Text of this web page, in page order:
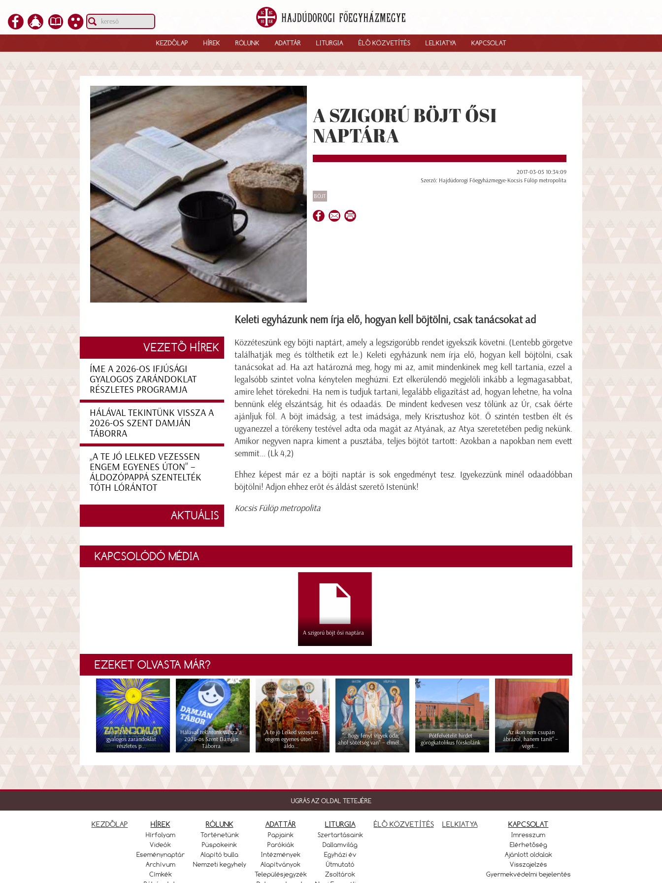
KEZDŐLAP HÍREK RÓLUNK ADATTÁR LITURGIA ÉLŐ KÖZVETÍTÉS LELKIATYA KAPCSOLAT
A SZIGORÚ BÖJT ŐSI
NAPTÁRA
2017-03-05 10:34:09
Szerző: Hajdúdorogi Főegyházmegye-Kocsis Fülöp metropolita
BÖJT
Keleti egyházunk nem írja elő, hogyan kell böjtölni, csak tanácsokat ad
Közzéteszünk egy böjti naptárt, amely a legszigorúbb rendet igyekszik követni. (Lentebb görgetve
találhatják meg és tölthetik ezt le.) Keleti egyházunk nem írja elő, hogyan kell böjtölni, csak
tanácsokat ad. Ha azt határozná meg, hogy mi az, amit mindenkinek meg kell tartania, ezzel a
legalsóbb szintet volna kénytelen meghúzni. Ezt elkerülendő megjelöli inkább a legmagasabbat,
amire lehet törekedni. Ha nem is tudjuk tartani, legalább eligazítást ad, hogyan lehetne, ha volna
bennünk elég elszántság, hit és odaadás. De mindent kedvesen vesz tőlünk az Úr, csak őérte
ajánljuk föl. A böjt imádság, a test imádsága, mely Krisztushoz köt. Ő szintén testben élt és
ugyanezzel a törékeny testével adta oda magát az Atyának, az Atya szeretetében pedig nekünk.
Amikor negyven napra kiment a pusztába, teljes böjtöt tartott: Azokban a napokban nem evett
semmit... (Lk 4,2)
Ehhez képest már ez a böjti naptár is sok engedményt tesz. Igyekezzünk minél odaadóbban
böjtölni! Adjon ehhez erőt és áldást szerető Istenünk!
Kocsis Fülöp metropolita
VEZETŐ HÍREK
ÍME A 2026-OS IFJÚSÁGI
GYALOGOS ZARÁNDOKLAT
RÉSZLETES PROGRAMJA
HÁLÁVAL TEKINTÜNK VISSZA A
2026-OS SZENT DAMJÁN
TÁBORRA
„A TE JÓ LELKED VEZESSEN
ENGEM EGYENES ÚTON” –
ÁLDOZÓPAPPÁ SZENTELTÉK
TÓTH LÓRÁNTOT
AKTUÁLIS
KAPCSOLÓDÓ MÉDIA
A szigorú böjt ősi naptára
EZEKET OLVASTA MÁR?
Íme a 2026-os ifjúsági
gyalogos zarándoklat
részletes p...
Hálával tekintünk vissza a
2026-os Szent Damján
Táborra
„A te jó Lelked vezessen
engem egyenes úton” –
áldo...
"...hogy fényt vigyek oda,
ahol sötétség van" – elmél...
Pótfelvételit hirdet
görögkatolikus főiskolánk
„Az ikon nem csupán
ábrázol, hanem tanít” –
véget...
UGRÁS AZ OLDAL TETEJÉRE
KEZDŐLAP HÍREK
Hírfolyam
Videók
Eseménynaptár
Archívum
Címkék
RÓLUNK
Történetünk
Püspökeink
Alapító bulla
Nemzeti kegyhely
ADATTÁR
Papjaink
Parókiák
Intézmények
Alapítványok
Településjegyzék
LITURGIA
Szertartásaink
Dallamvilág
Egyházi év
Útmutató
Zsoltárok
ÉLŐ KÖZVETÍTÉS LELKIATYA KAPCSOLAT
Imresszum
Elérhetőség
Ajánlott oldalak
Visszajelzés
Gyermekvédelmi bejelentés